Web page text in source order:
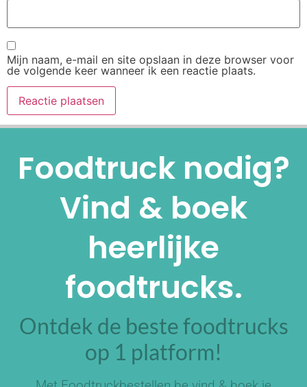
Mijn naam, e-mail en site opslaan in deze browser voor
de volgende keer wanneer ik een reactie plaats.
Foodtruck nodig?
Vind & boek
heerlijke
foodtrucks.
Ontdek de beste foodtrucks
op 1 platform!